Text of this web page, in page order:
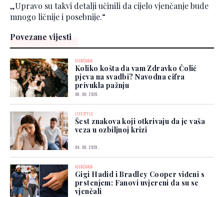
„Upravo su takvi detalji učinili da cijelo vjenčanje bude
mnogo ličnije i posebnije.“
Povezane vijesti
VJENČANJA
Koliko košta da vam Zdravko Čolić
pjeva na svadbi? Navodna cifra
privukla pažnju
06. 08. 2026.
LIFESTYLE
Šest znakova koji otkrivaju da je vaša
veza u ozbiljnoj krizi
04. 08. 2026.
VJENČANJA
Gigi Hadid i Bradley Cooper viđeni s
prstenjem: Fanovi uvjereni da su se
vjenčali